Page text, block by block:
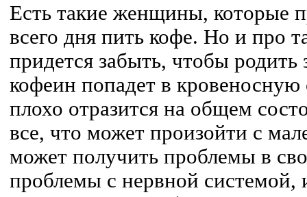
Есть такие женщины, которые
всего дня пить кофе. Но и про
придется забыть, чтобы
кофеин попадет в кровеносную
плохо отразится на общем
все, что может произойти с
может получить проблемы в
проблемы с нервной системой,